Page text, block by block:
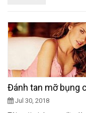
Đánh tan mỡ bụng
Jul 30, 2018